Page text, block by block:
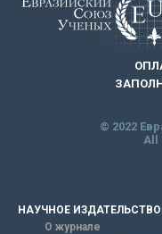
© 2022
All
НАУЧНОЕ ИЗДАТЕЛЬСТВО
О журнале